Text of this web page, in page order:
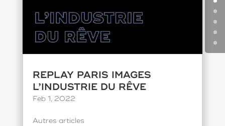
REPLAY PARIS IMAGES
L’INDUSTRIE DU RÊVE
Feb 1, 2022
Autres articles